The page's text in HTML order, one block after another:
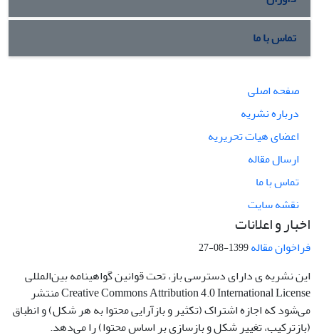
تماس با ما
صفحه اصلی
درباره نشریه
اعضای هیات تحریریه
ارسال مقاله
تماس با ما
نقشه سایت
اخبار و اعلانات
فراخوان مقاله1399-08-27
این نشریه ی دارای دسترسی باز، تحت قوانین گواهینامه بین‌المللی
Creative Commons Attribution 4.0 International License منتشر
می‌شود که اجازه اشتراک (تکثیر و بازآرایی محتوا به هر شکل) و انطباق
(بازترکیب، تغییر شکل و بازسازی بر اساس محتوا) را می‌دهد.